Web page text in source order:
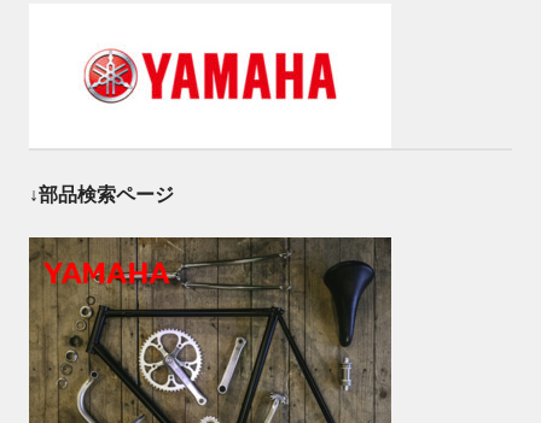
↓部品検索ページ